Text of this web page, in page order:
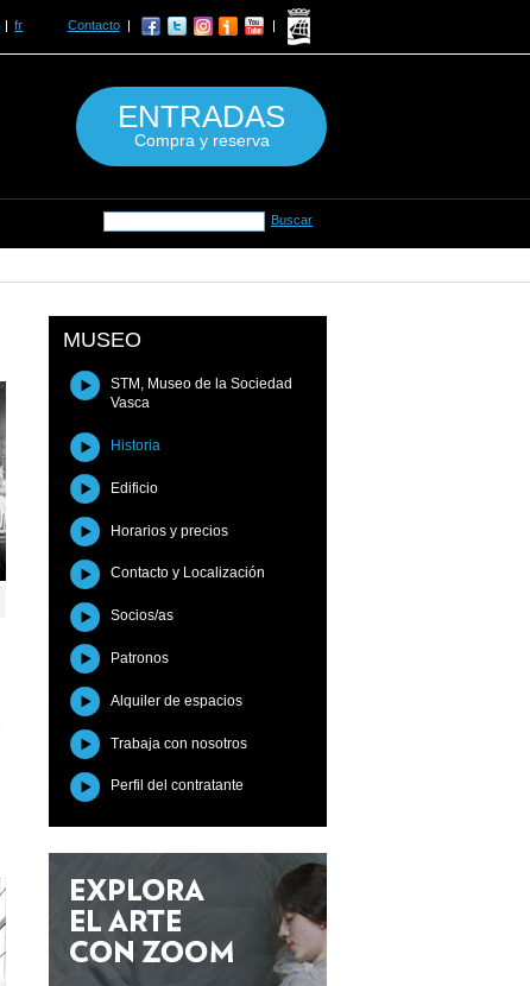
MUSEO
STM, Museo de la Sociedad
Vasca
Historia
Edificio
Horarios y precios
Contacto y Localización
Socios/as
Patronos
Alquiler de espacios
Trabaja con nosotros
Perfil del contratante
fr Contacto
ENTRADAS
Compra y reserva